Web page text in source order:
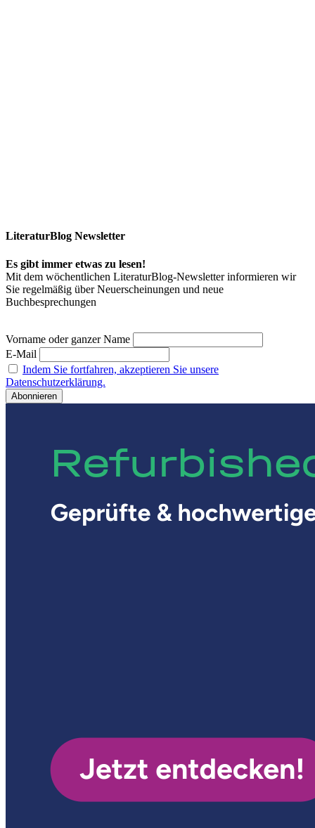
LiteraturBlog Newsletter
Es gibt immer etwas zu lesen!
Mit dem wöchentlichen LiteraturBlog-Newsletter informieren wir
Sie regelmäßig über Neuerscheinungen und neue
Buchbesprechungen
Vorname oder ganzer Name
E-Mail
Indem Sie fortfahren, akzeptieren Sie unsere
Datenschutzerklärung.